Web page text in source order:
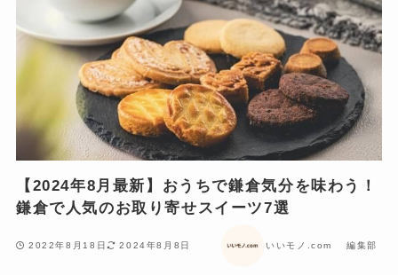
【2024年8月最新】おうちで鎌倉気分を味わう！
鎌倉で人気のお取り寄せスイーツ7選
2022年8月18日 2024年8月8日 いいモノ.com 編集部